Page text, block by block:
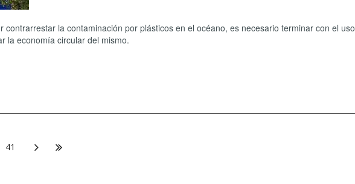
contrarrestar la contaminación por plásticos en el océano, es necesario terminar con el uso
la economía circular del mismo.
41